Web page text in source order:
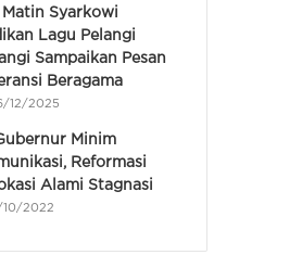
Matin Syarkowi
Lagu Pelangi
Sampaikan Pesan
Beragama
12/2025
Minim
Reformasi
Alami Stagnasi
10/2022